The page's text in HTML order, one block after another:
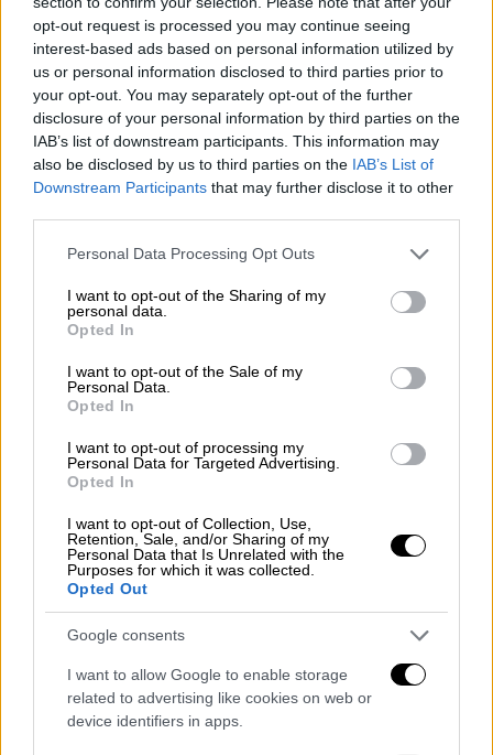
opt-out request is processed you may continue seeing
interest-based ads based on personal information utilized by
us or personal information disclosed to third parties prior to
your opt-out. You may separately opt-out of the further
disclosure of your personal information by third parties on the
IAB’s list of downstream participants. This information may
also be disclosed by us to third parties on the IAB’s List of
Downstream Participants that may further disclose it to other
Please note that this website/app uses one or more Google
not limited to your visit or usage behaviour. You may click to
grant or deny consent to Google and its third-party tags to
use your data for below specified purposes in below Google
consent section.
Personal Data Processing Opt Outs
I want to opt-out of the Sharing of my
personal data.
Opted In
I want to opt-out of the Sale of my
Personal Data.
Opted In
I want to opt-out of processing my
Personal Data for Targeted Advertising.
Opted In
I want to opt-out of Collection, Use,
Retention, Sale, and/or Sharing of my
Personal Data that Is Unrelated with the
Purposes for which it was collected.
Opted Out
Google consents
I want to allow Google to enable storage
related to advertising like cookies on web or
device identifiers in apps.
Μαχαίρας.
Πληθυσμός 15% στα τρόφιμα έως το
τέλος του 2022
Αναφερόμενος στο πληθωριστικό
περιβάλλον έτσι όπως διαμορφώνεται,
χρόνου. Πρόσθεσε επίσης, ότι οι
υψηλότερες τιμές στους νέους
τιμοκαταλόγους των προμηθευτών προς
βασικά καταναλωτικά αγαθά ενώ την ίδια
στιγμή το διαθέσιμο εισόδημα των
καταναλωτών για τρόφιμα συρρικνώνεται.
Εκτίμησε μάλιστα ότι η ύφεση θα συνεχιστεί
μέχρι τον Μάρτιο του επόμενου χρόνου και
αν δεν υπάρξουν άλλες «δυσάρεστες
εκπλήξεις» θα υπάρξει επιστροφή στην
κανονικότητα. Για την πορεία του
οργανωμένου λιανεμπορίου μέχρι το τέλος
του έτους, ο κ. Μαχαίρας σημείωσε ότι οι
πωλήσεις σε όγκο θα είμαι μειωμένες 5-7%
και οριακά πάνω σε αξία μεταξύ 1 με 2% ενώ
η κερδοφορία θα είναι πτωτική.